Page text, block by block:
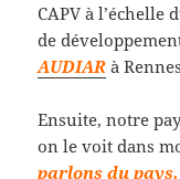
CAPV à l’échelle
de
AUDIAR à
Ensuite, notre
on le voit dans
parlons du pays.